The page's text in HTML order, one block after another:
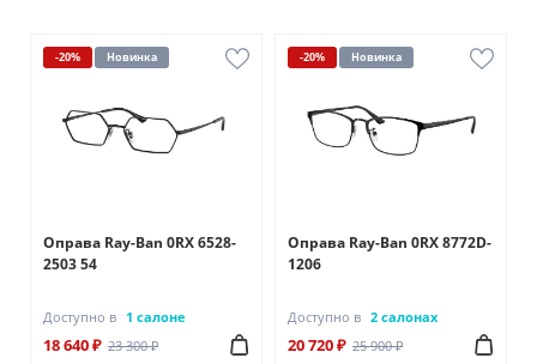
-20% Новинка
Оправа Ray-Ban 0RX 6528-
2503 54
Доступно в 1 салоне
18 640 ₽ 23 300 ₽
-20% Новинка
Оправа Ray-Ban 0RX 8772D-
1206
Доступно в 2 салонах
20 720 ₽ 25 900 ₽